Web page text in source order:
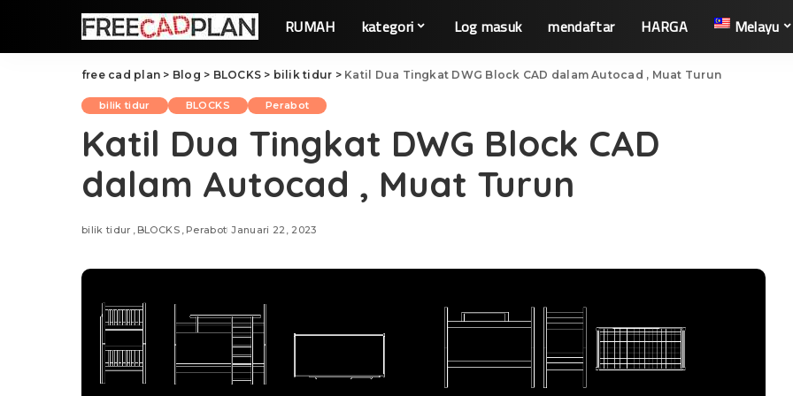
RUMAH kategori Log masuk mendaftar HARGA Melayu
free cad plan > Blog > BLOCKS > bilik tidur > Katil Dua Tingkat DWG Block CAD dalam Autocad , Muat Turun
bilik tidur BLOCKS Perabot
Katil Dua Tingkat DWG Block CAD
dalam Autocad , Muat Turun
bilik tidur BLOCKS Perabot Januari 22, 2023